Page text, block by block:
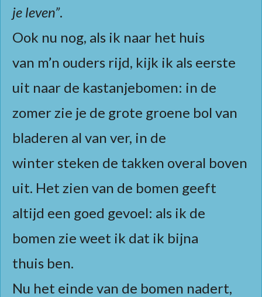
je leven”.
Ook nu nog, als ik naar het huis
van m’n ouders rijd, kijk ik als eerste
uit naar de kastanjebomen: in de
zomer zie je de grote groene bol van
bladeren al van ver, in de
winter steken de takken overal boven
uit. Het zien van de bomen geeft
altijd een goed gevoel: als ik de
bomen zie weet ik dat ik bijna
thuis ben.
Nu het einde van de bomen nadert,